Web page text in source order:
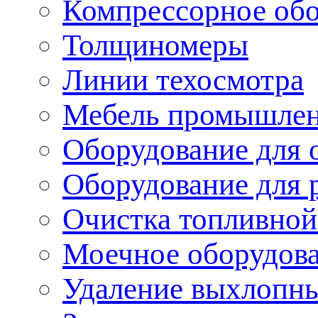
Компрессорное
Толщиномеры
Линии техосмотра
Мебель
Оборудование для
Оборудование для
Очистка
Моечное
Удаление